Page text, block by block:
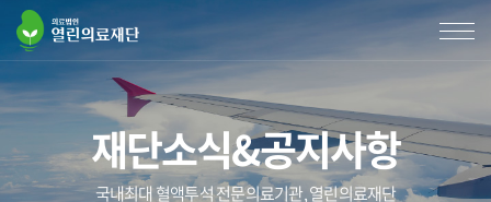
재단소식&공지사항
국내최대 혈액투석 전문의료기관, 열린의료재단